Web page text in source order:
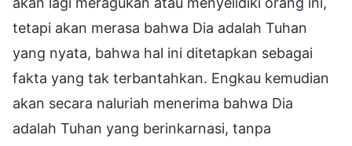
tetapi akan merasa bahwa Dia adalah Tuhan
yang nyata, bahwa hal ini ditetapkan sebagai
fakta yang tak terbantahkan. Engkau kemudian
akan secara naluriah menerima bahwa Dia
adalah Tuhan yang berinkarnasi, tanpa